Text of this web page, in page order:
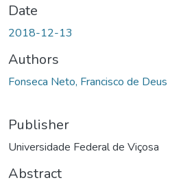
Date
2018-12-13
Authors
Fonseca Neto, Francisco de Deus
Publisher
Universidade Federal de Viçosa
Abstract